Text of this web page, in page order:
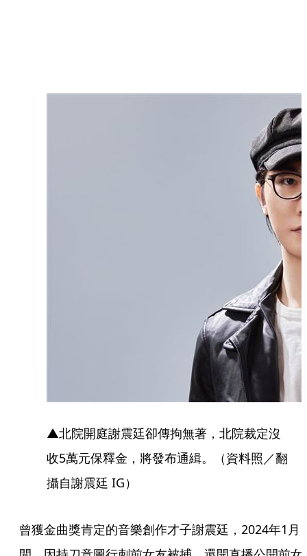
▲北院開庭謝震廷卻傳拘無著，北院裁定沒
收5萬元保釋金，將發布通緝。（資料照／翻
攝自謝震廷 IG）
曾獲金曲獎肯定的音樂創作才子謝震廷，2024年1月